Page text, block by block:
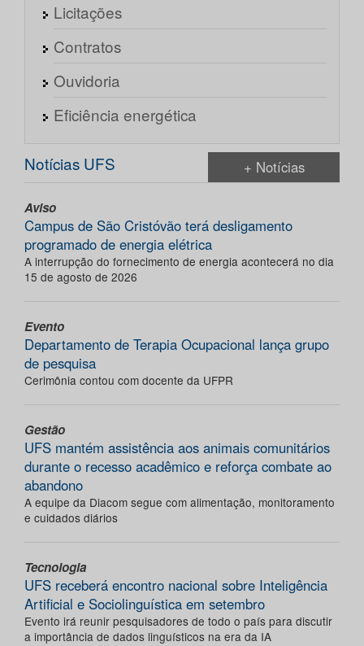
Licitações
Contratos
Ouvidoria
Eficiência energética
Notícias UFS + Notícias
Aviso
Campus de São Cristóvão terá desligamento
programado de energia elétrica
A interrupção do fornecimento de energia acontecerá no dia
15 de agosto de 2026
Evento
Departamento de Terapia Ocupacional lança grupo
de pesquisa
Cerimônia contou com docente da UFPR
Gestão
UFS mantém assistência aos animais comunitários
durante o recesso acadêmico e reforça combate ao
abandono
A equipe da Diacom segue com alimentação, monitoramento
e cuidados diários
Tecnologia
UFS receberá encontro nacional sobre Inteligência
Artificial e Sociolinguística em setembro
Evento irá reunir pesquisadores de todo o país para discutir
a importância de dados linguísticos na era da IA